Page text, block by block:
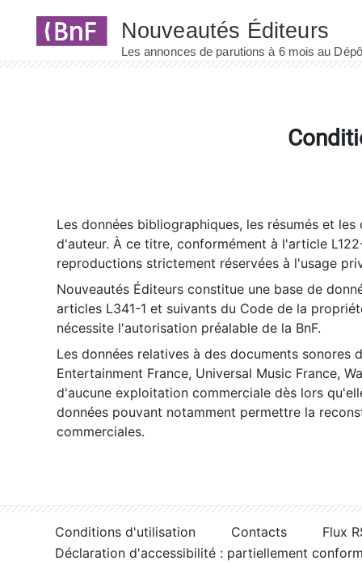
Les données bibliographiques, les résumés et
d'auteur. À ce titre, conformément à l'article
reproductions strictement réservées à l'usage
Nouveautés Éditeurs constitue une base de
articles L341-1 et suivants du Code de la
nécessite l'autorisation préalable de la BnF.
Les données relatives à des documents sonores
Entertainment France, Universal Music France,
d'aucune exploitation commerciale dès lors
données pouvant notamment permettre la
commerciales.
Conditions d'utilisation Contacts
Flux
Déclaration d'accessibilité : partiellement